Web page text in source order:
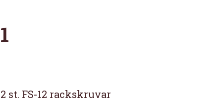
st. FS-12 rackskruvar